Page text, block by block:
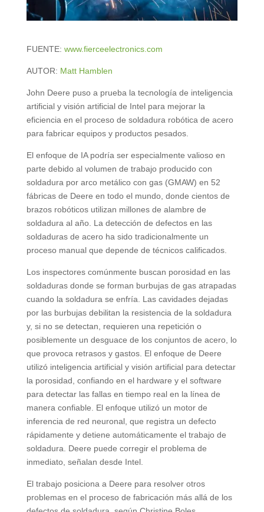
FUENTE: www.fierceelectronics.com
AUTOR: Matt Hamblen
John Deere puso a prueba la tecnología de inteligencia
artificial y visión artificial de Intel para mejorar la
eficiencia en el proceso de soldadura robótica de acero
para fabricar equipos y productos pesados.
El enfoque de IA podría ser especialmente valioso en
parte debido al volumen de trabajo producido con
soldadura por arco metálico con gas (GMAW) en 52
fábricas de Deere en todo el mundo, donde cientos de
brazos robóticos utilizan millones de alambre de
soldadura al año. La detección de defectos en las
soldaduras de acero ha sido tradicionalmente un
proceso manual que depende de técnicos calificados.
Los inspectores comúnmente buscan porosidad en las
soldaduras donde se forman burbujas de gas atrapadas
cuando la soldadura se enfría. Las cavidades dejadas
por las burbujas debilitan la resistencia de la soldadura
y, si no se detectan, requieren una repetición o
posiblemente un desguace de los conjuntos de acero, lo
que provoca retrasos y gastos. El enfoque de Deere
utilizó inteligencia artificial y visión artificial para detectar
la porosidad, confiando en el hardware y el software
para detectar las fallas en tiempo real en la línea de
manera confiable. El enfoque utilizó un motor de
inferencia de red neuronal, que registra un defecto
rápidamente y detiene automáticamente el trabajo de
soldadura. Deere puede corregir el problema de
inmediato, señalan desde Intel.
El trabajo posiciona a Deere para resolver otros
problemas en el proceso de fabricación más allá de los